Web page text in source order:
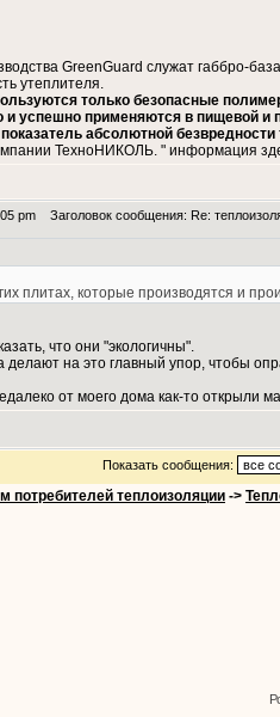
GreenGuard служат габбро-
утеплителя.
только безопасные
успешно применяются в пищевой и
абсолютной
ТехноНИКОЛЬ. " информация
pm Заголовок сообщения: Re:
плитах, которые производятся и
что они "экологичны".
делают на это главный упор, чтобы
от моего дома как-то открыли
Показать сообщения:
потребителей теплоизоляции ->